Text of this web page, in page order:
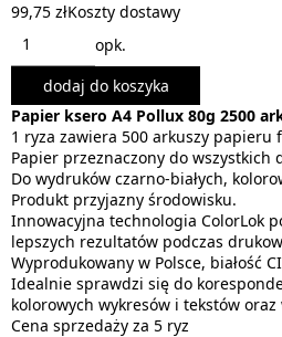
99,75 złKoszty dostawy
opk.
dodaj do koszyka
Papier ksero A4 Pollux 80g 2500
1 ryza zawiera 500 arkuszy papieru
Papier przeznaczony do wszystkich
Do wydruków czarno-białych,
Produkt przyjazny środowisku.
Innowacyjna technologia ColorLok
lepszych rezultatów podczas
Wyprodukowany w Polsce, białość
Idealnie sprawdzi się do
kolorowych wykresów i tekstów
Cena sprzedaży za 5 ryz